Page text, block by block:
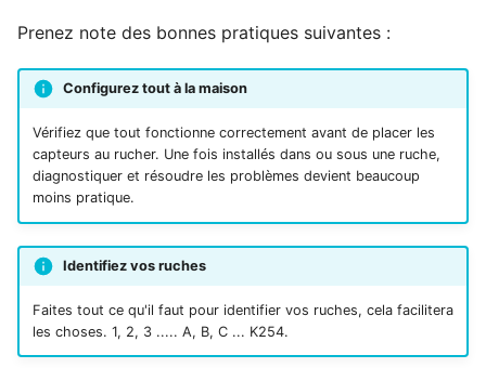
transmetteur
9. Mettre à jour la
date/heure de début
10. Explorer et découvrir
Félicitations !
Prenez note des bonnes pratiques suivantes :
Configurez tout à la maison
Vérifiez que tout fonctionne correctement avant de placer les
capteurs au rucher. Une fois installés dans ou sous une ruche,
diagnostiquer et résoudre les problèmes devient beaucoup
moins pratique.
Identifiez vos ruches
Faites tout ce qu'il faut pour identifier vos ruches, cela facilitera
les choses. 1, 2, 3 ..... A, B, C ... K254.